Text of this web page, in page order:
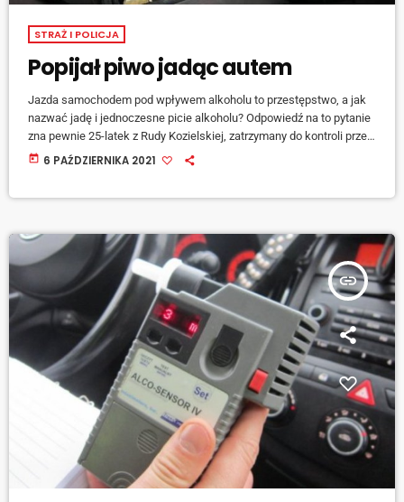
STRAŻ I POLICJA
Popijał piwo jadąc autem
Jazda samochodem pod wpływem alkoholu to przestępstwo, a jak
nazwać jadę i jednoczesne picie alkoholu? Odpowiedź na to pytanie
zna pewnie 25-latek z Rudy Kozielskiej, zatrzymany do kontroli przez
rybnickich policjantów. Wykonane przez nich badanie alkomatem
today 6 PAŹDZIERNIKA 2021
insert_link